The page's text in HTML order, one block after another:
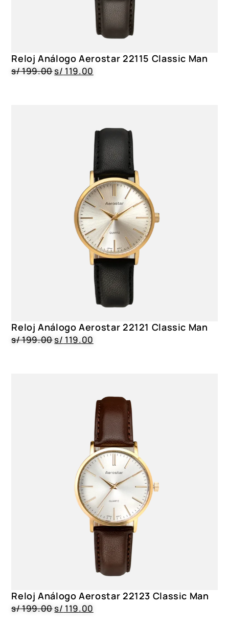
Reloj Análogo Aerostar 22115 Classic Man
s/199.00s/ 119.00
Reloj Análogo Aerostar 22121 Classic Man
s/199.00s/ 119.00
Reloj Análogo Aerostar 22123 Classic Man
s/199.00s/ 119.00